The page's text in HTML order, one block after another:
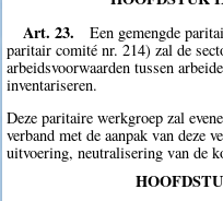
Art. 23.
Een gemengde
paritair comité nr. 214) zal de
arbeidsvoorwaarden tussen
inventariseren.
Deze paritaire werkgroep zal
verband met de aanpak van deze
uitvoering, neutralisering van de